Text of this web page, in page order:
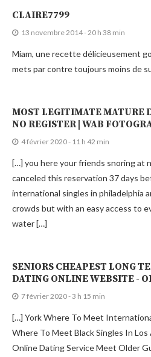
CLAIRE7799
13 novembre 2014 - 20 h 38 min
Miam, une recette délicieusement
mets par contre toujours moins de
MOST LEGITIMATE MATURE
NO REGISTER | WAB
4 février 2020 - 11 h 42 min
[…] you here your friends snoring at
canceled this reservation 37 days
international singles in philadelphia
crowds but with an easy access to
water […]
SENIORS CHEAPEST LONG
DATING ONLINE WEBSITE -
7 février 2020 - 3 h 15 min
[…] York Where To Meet
Where To Meet Black Singles In
Online Dating Service Meet Older